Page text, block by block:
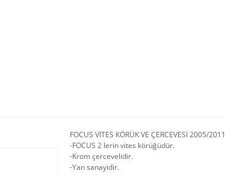
FOCUS VİTES KÖRÜK VE ÇERCEVESİ 2005/2011
-FOCUS 2 lerin vites körüğüdür.
-Krom çercevelidir.
-Yan sanayidir.